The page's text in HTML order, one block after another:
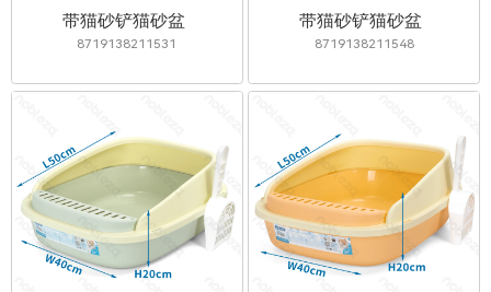
带猫砂铲猫砂盆
8719138211531
带猫砂铲猫砂盆
8719138211548